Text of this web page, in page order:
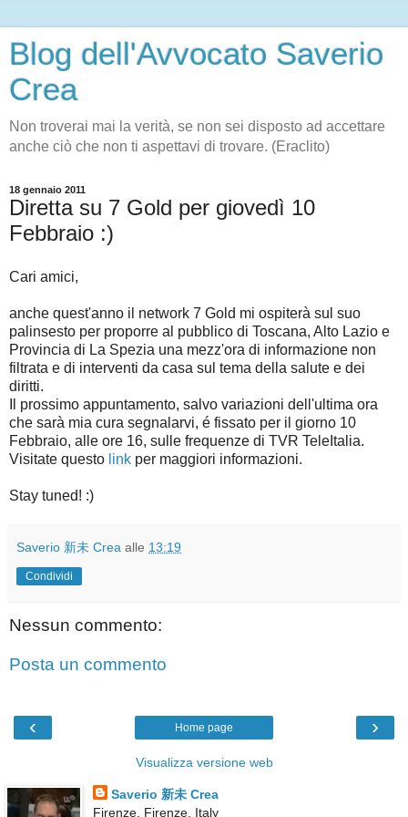
Blog dell'Avvocato Saverio
Crea
Non troverai mai la verità, se non sei disposto ad accettare
anche ciò che non ti aspettavi di trovare. (Eraclito)
18 gennaio 2011
Diretta su 7 Gold per giovedì 10
Febbraio :)
Cari amici,
anche quest'anno il network 7 Gold mi ospiterà sul suo
palinsesto per proporre al pubblico di Toscana, Alto Lazio e
Provincia di La Spezia una mezz'ora di informazione non
filtrata e di interventi da casa sul tema della salute e dei
diritti.
Il prossimo appuntamento, salvo variazioni dell'ultima ora
che sarà mia cura segnalarvi, é fissato per il giorno 10
Febbraio, alle ore 16, sulle frequenze di TVR TeleItalia.
Visitate questo link per maggiori informazioni.
Stay tuned! :)
Saverio 新未 Crea alle 13:19
Condividi
Nessun commento:
Posta un commento
‹ ›
Home page
Visualizza versione web
Saverio 新未 Crea
Firenze, Firenze, Italy